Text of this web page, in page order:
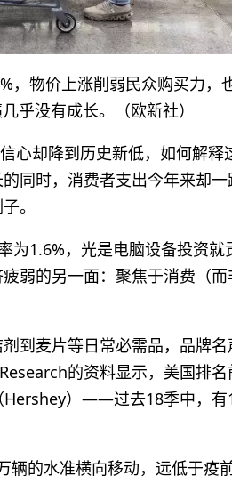
，物价上涨削弱民众购买力，
乎没有成长。（欧新社）
心却降到历史新低，如何解释
同时，消费者支出今年来却
。
为1.6%，光是电脑设备投资就
弱的另一面：聚焦于消费（
到麦片等日常必需品，品牌
的资料显示，美国排
）——过去18季中，有
的水准横向移动，远低于疫前